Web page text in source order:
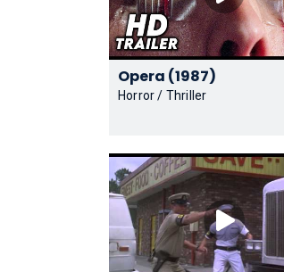
Opera (1987)
Horror / Thriller